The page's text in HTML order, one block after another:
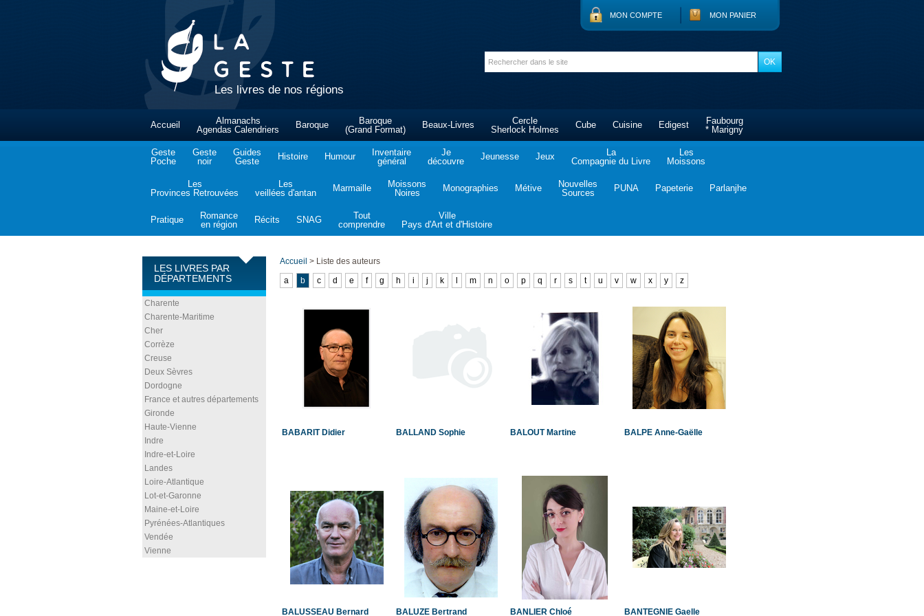
Les livres de nos régions
MON COMPTE MON PANIER
Accueil
Almanachs
Agendas Calendriers
Baroque
Baroque
(Grand Format)
Beaux-Livres
Cercle
Sherlock Holmes
Cube Cuisine Edigest
Faubourg
* Marigny
Geste
Poche
Geste
noir
Guides
Geste
Histoire Humour
Inventaire
général
Je
découvre
Jeunesse Jeux
La
Compagnie du Livre
Les
Moissons
Les
Provinces Retrouvées
Les
veillées d'antan
Marmaille
Moissons
Noires
Monographies Métive
Nouvelles
Sources
PUNA Papeterie Parlanjhe
Pratique
Romance
en région
Récits SNAG
Tout
comprendre
Ville
Pays d'Art et d'Histoire
LES LIVRES PAR
DÉPARTEMENTS
Charente
Charente-Maritime
Cher
Corrèze
Creuse
Deux Sèvres
Dordogne
France et autres départements
Gironde
Haute-Vienne
Indre
Indre-et-Loire
Landes
Loire-Atlantique
Lot-et-Garonne
Maine-et-Loire
Pyrénées-Atlantiques
Vendée
Vienne
Accueil > Liste des auteurs
a
b c d e f g h i j k m n o p q r s t u v w x y z
BABARIT Didier BALLAND Sophie BALOUT Martine BALPE Anne-Gaëlle
BALUSSEAU Bernard BALUZE Bertrand BANLIER Chloé BANTEGNIE Gaelle